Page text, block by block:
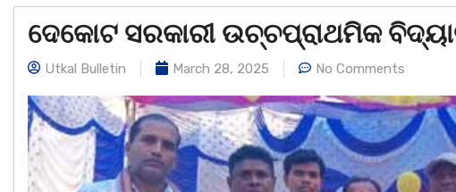
ଦେକୋଟ ସରକାରୀ ଉଚ୍ଚପ୍ରାଥମିକ
Utkal Bulletin March 28, 2025 No Comments